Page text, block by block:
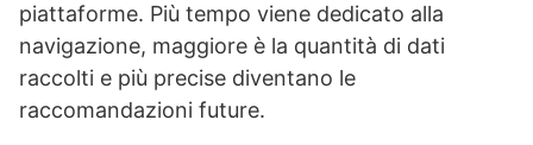
piattaforme. Più tempo viene dedicato alla
navigazione, maggiore è la quantità di dati
raccolti e più precise diventano le
raccomandazioni future.